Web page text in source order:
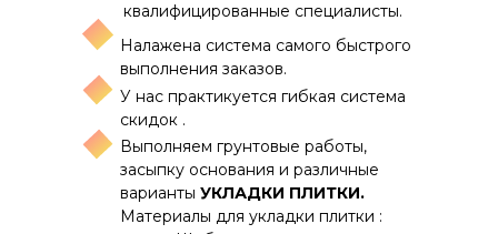
квалифицированные специалисты.
Налажена система самого быстрого
выполнения заказов.
У нас практикуется гибкая система
скидок .
Выполняем грунтовые работы,
засыпку основания и различные
варианты УКЛАДКИ ПЛИТКИ.
Материалы для укладки плитки :